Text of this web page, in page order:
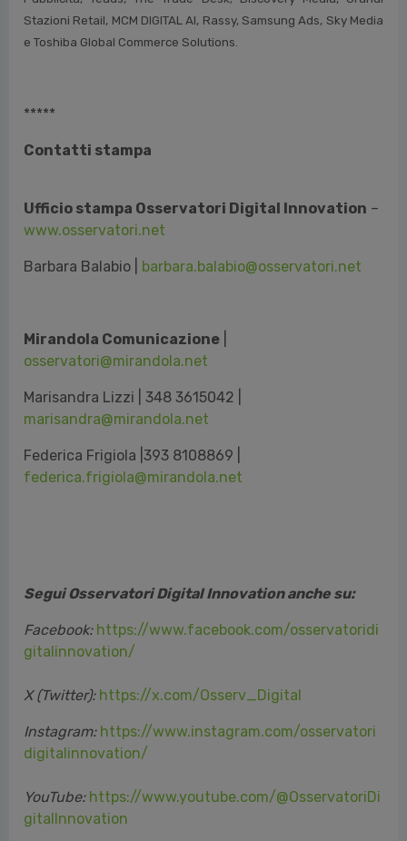
Stazioni Retail, MCM DIGITAL AI, Rassy, Samsung Ads, Sky Media
e Toshiba Global Commerce Solutions.
*****
Contatti stampa
Ufficio stampa Osservatori Digital Innovation –
www.osservatori.net
Barbara Balabio | barbara.balabio@osservatori.net
Mirandola Comunicazione
osservatori@mirandola.net
Marisandra Lizzi | 348 3615042 |
marisandra@mirandola.net
Federica Frigiola |393 8108869 |
federica.frigiola@mirandola.net
Segui Osservatori Digital Innovation anche su:
Facebook: https://www.facebook.com/osservatoridi
gitalinnovation/
X (Twitter): https://x.com/Osserv_Digital
Instagram: https://www.instagram.com/osservatori
digitalinnovation/
YouTube: https://www.youtube.com/@OsservatoriDi
gitalInnovation